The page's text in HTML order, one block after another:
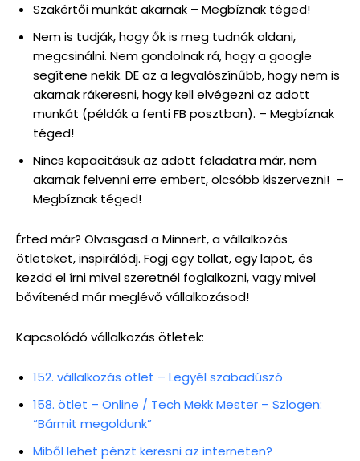
Szakértői munkát akarnak – Megbíznak téged!
Nem is tudják, hogy ők is meg tudnák oldani,
megcsinálni. Nem gondolnak rá, hogy a google
segítene nekik. DE az a legvalószínűbb, hogy nem is
akarnak rákeresni, hogy kell elvégezni az adott
munkát (példák a fenti FB posztban). – Megbíznak
téged!
Nincs kapacitásuk az adott feladatra már, nem
akarnak felvenni erre embert, olcsóbb kiszervezni! –
Megbíznak téged!
Érted már? Olvasgasd a Minnert, a vállalkozás
ötleteket, inspirálódj. Fogj egy tollat, egy lapot, és
kezdd el írni mivel szeretnél foglalkozni, vagy mivel
bővítenéd már meglévő vállalkozásod!
Kapcsolódó vállalkozás ötletek:
152. vállalkozás ötlet – Legyél szabadúszó
158. ötlet – Online / Tech Mekk Mester – Szlogen:
“Bármit megoldunk”
Miből lehet pénzt keresni az interneten?